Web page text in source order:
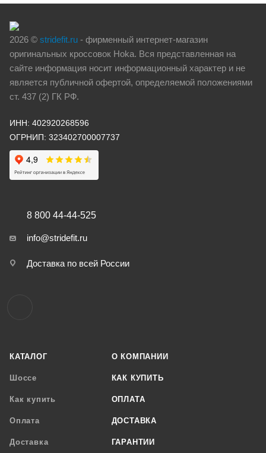
2026 © stridefit.ru - фирменный интернет-магазин
оригинальных кроссовок Hoka. Вся представленная на
сайте информация носит информационный характер и не
является публичной офертой, определяемой положениями
ст. 437 (2) ГК РФ.
ИНН: 402920268596
ОГРНИП: 323402700007737
КАТАЛОГ
Шоссе
Как купить
Оплата
Доставка
О КОМПАНИИ
КАК КУПИТЬ
ОПЛАТА
ДОСТАВКА
ГАРАНТИИ
8 800 44-44-525
info@stridefit.ru
Доставка по всей России